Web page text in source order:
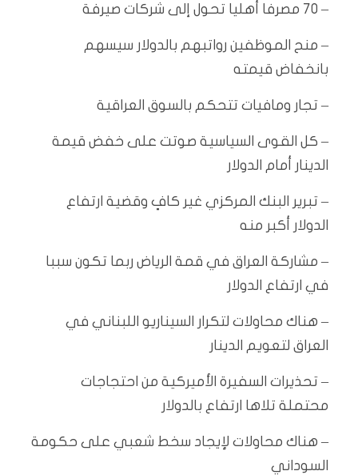
– 70 مصرفا أهليا تحول إلى شركات صيرفة
– منح الموظفين رواتبهم بالدولار سيسهم
بانخفاض قيمته
– تجار ومافيات تتحكم بالسوق العراقية
– كل القوى السياسية صوتت على خفض قيمة
الدينار أمام الدولار
– تبرير البنك المركزي غير كافٍ وقضية ارتفاع
الدولار أكبر منه
– مشاركة العراق في قمة الرياض ربما تكون سببا
في ارتفاع الدولار
– هناك محاولات لتكرار السيناريو اللبناني في
العراق لتعويم الدينار
– تحذيرات السفيرة الأميركية من احتجاجات
محتملة تلاها ارتفاع بالدولار
– هناك محاولات لإيجاد سخط شعبي على حكومة
السوداني